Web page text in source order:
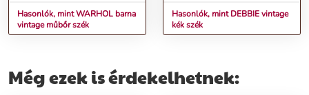
Hasonlók, mint WARHOL barna
vintage műbőr szék
Hasonlók, mint DEBBIE vintage
kék szék
Még ezek is érdekelhetnek: